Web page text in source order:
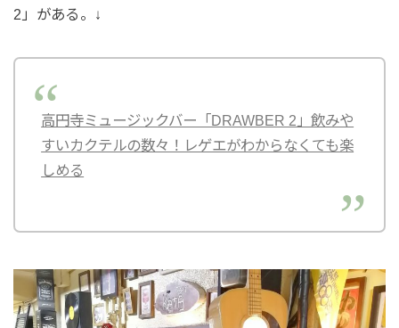
2」がある。↓
高円寺ミュージックバー「DRAWBER 2」飲みや
すいカクテルの数々！レゲエがわからなくても楽
しめる